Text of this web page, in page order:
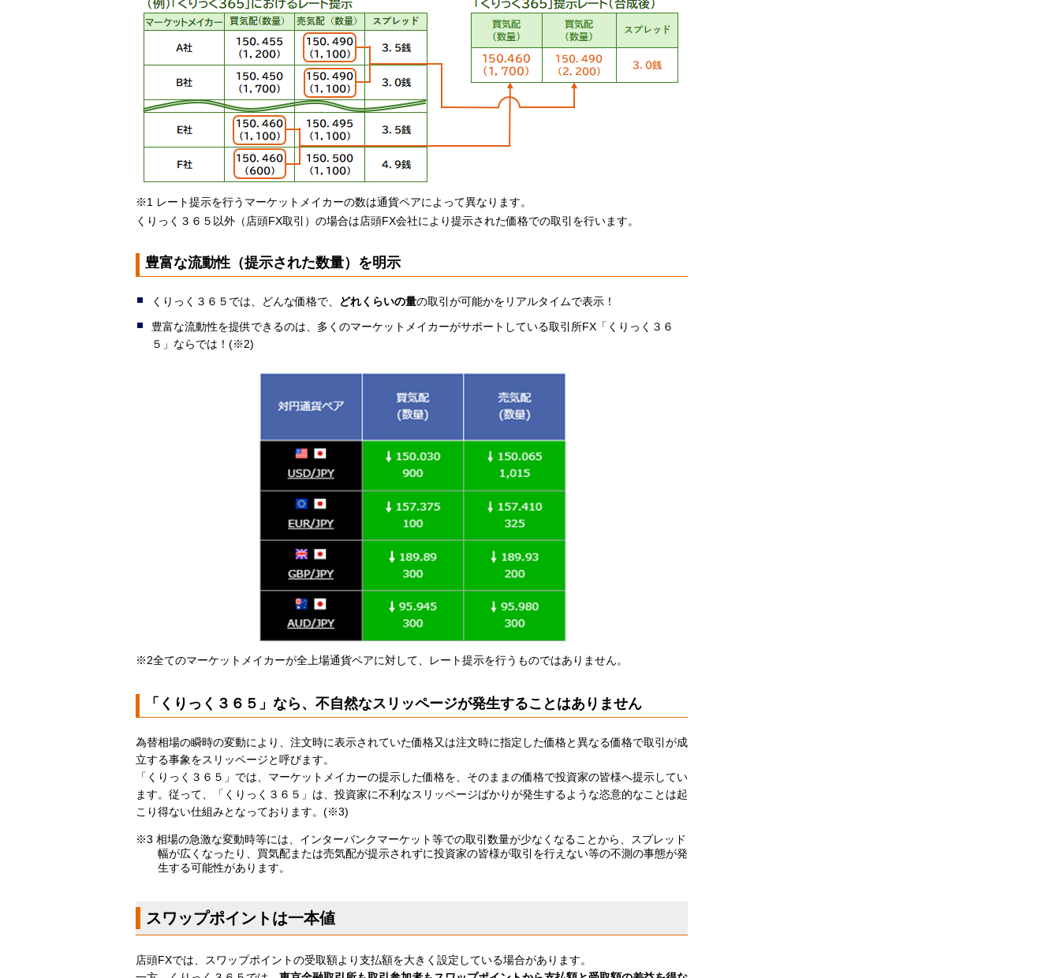
※1 レート提示を行うマーケットメイカーの数は通貨ペアによって異なります。
くりっく３６５以外（店頭FX取引）の場合は店頭FX会社により提示された価格での取引を行います。
豊富な流動性（提示された数量）を明示
くりっく３６５では、どんな価格で、 どれくらいの量の取引が可能かをリアルタイムで表示！
豊富な流動性を提供できるのは、多くのマーケットメイカーがサポートしている取引所FX「くりっく３６
５」ならでは！(※2)
※2全てのマーケットメイカーが全上場通貨ペアに対して、レート提示を行うものではありません。
「くりっく３６５」なら、不自然なスリッページが発生することはありません
為替相場の瞬時の変動により、注文時に表示されていた価格又は注文時に指定した価格と異なる価格で取引が成
立する事象をスリッページと呼びます。
「くりっく３６５」では、マーケットメイカーの提示した価格を、そのままの価格で投資家の皆様へ提示してい
ます。従って、「くりっく３６５」は、投資家に不利なスリッページばかりが発生するような恣意的なことは起
こり得ない仕組みとなっております。(※3)
※3 相場の急激な変動時等には、インターバンクマーケット等での取引数量が少なくなることから、スプレッド
幅が広くなったり、買気配または売気配が提示されずに投資家の皆様が取引を行えない等の不測の事態が発
生する可能性があります。
スワップポイントは一本値
店頭FXでは、スワップポイントの受取額より支払額を大きく設定している場合があります。